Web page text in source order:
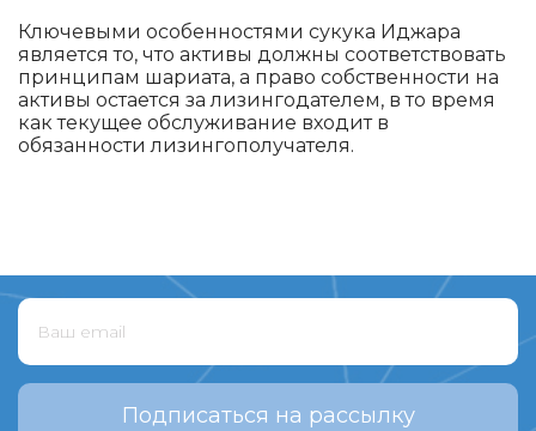
Ключевыми особенностями сукука Иджара
является то, что активы должны соответствовать
принципам шариата, а право собственности на
активы остается за лизингодателем, в то время
как текущее обслуживание входит в
обязанности лизингополучателя.
Подписаться на рассылку